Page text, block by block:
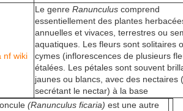
Le genre Ranunculus comprend
essentiellement des plantes
annuelles et vivaces, terrestres ou
aquatiques. Les fleurs sont solitaires
cymes (inflorescences de plusieurs
étalées. Les pétales sont souvent
jaunes ou blancs, avec des nectaires
secrétant le nectar) à la base
(Ranunculus ficaria) est une autre